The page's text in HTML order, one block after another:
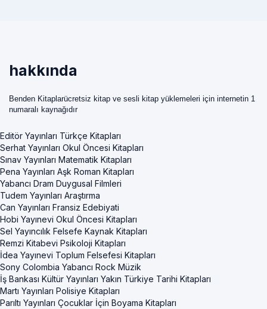
hakkında
Benden Kitaplarücretsiz kitap ve sesli kitap yüklemeleri için internetin 1
numaralı kaynağıdır
Editör Yayınları Türkçe Kitapları
Serhat Yayınları Okul Öncesi Kitapları
Sınav Yayınları Matematik Kitapları
Pena Yayınları Aşk Roman Kitapları
Yabancı Dram Duygusal Filmleri
Tudem Yayınları Araştırma
Can Yayınları Fransiz Edebiyati
Hobi Yayınevi Okul Öncesi Kitapları
Sel Yayıncılık Felsefe Kaynak Kitapları
Remzi Kitabevi Psikoloji Kitapları
İdea Yayınevi Toplum Felsefesi Kitapları
Sony Colombia Yabancı Rock Müzik
İş Bankası Kültür Yayınları Yakın Türkiye Tarihi Kitapları
Martı Yayınları Polisiye Kitapları
Parıltı Yayınları Çocuklar İçin Boyama Kitapları